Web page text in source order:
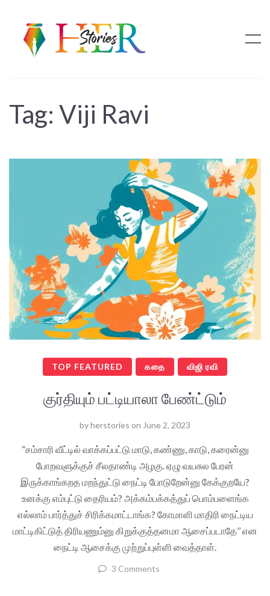
Tag: Viji Ravi
TOP FEATURED கதை விஜி ரவி
குர்தியும் பட்டியாலா பேண்ட்டும்
byherstories on June 2, 2023
“சம்சாரி வீட்டில் வாக்கப்பட்டு மாடு, கண்ணு, காடு, கரைன்னு
போறவளுக்குச் சீலதாண்டி அழகு. ஏழு வயசுல பேரன்
இருக்காங்கறத மறந்துட்டு நைட்டி போடுறேன்னு கேக்குறயே?
உனக்கு எம்புட்டு தைரியம்? அக்கம்பக்கத்துப் பொம்பளைங்க
எல்லாம் பார்த்துச் சிரிக்கமாட்டாங்க? கோமாளி மாதிரி நைட்டிய
மாட்டிகிட்டுத் திரியணும்னு கிறுக்குத்தனமா ஆசைப்படாதே’’ என
நைட்டி ஆசைக்கு முற்றுப்புள்ளி வைத்தாள்.
3 Comments